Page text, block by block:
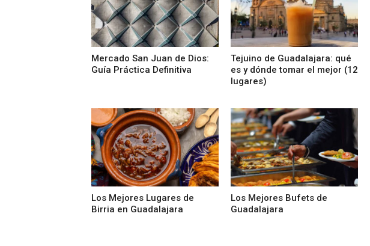
Mercado San Juan de Dios:
Guía Práctica Definitiva
Tejuino de Guadalajara: qué
es y dónde tomar el mejor (12
lugares)
Los Mejores Lugares de
Birria en Guadalajara
Los Mejores Bufets de
Guadalajara